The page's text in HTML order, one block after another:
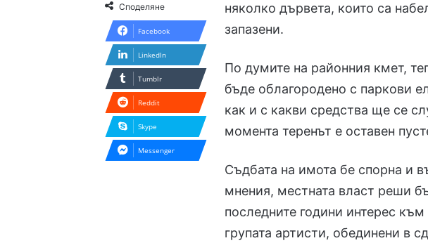
няколко дървета, които са
запазени.
По думите на районния кмет,
бъде облагородено с паркови
как и с какви средства ще се
момента теренът е оставен
Съдбата на имота бе спорна и
мнения, местната власт реши
последните години интерес
групата артисти, обединени в
Споделяне
Facebook
LinkedIn
Tumblr
Reddit
Skype
Messenger